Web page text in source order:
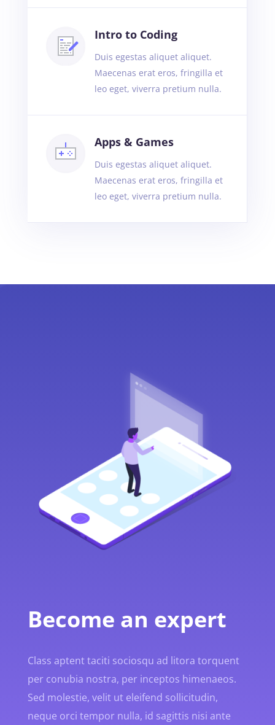
Intro to Coding
Duis egestas aliquet aliquet.
Maecenas erat eros, fringilla et
leo eget, viverra pretium nulla.
Apps & Games
Duis egestas aliquet aliquet.
Maecenas erat eros, fringilla et
leo eget, viverra pretium nulla.
Become an expert
Class aptent taciti sociosqu ad litora torquent
per conubia nostra, per inceptos himenaeos.
Sed molestie, velit ut eleifend sollicitudin,
neque orci tempor nulla, id sagittis nisi ante